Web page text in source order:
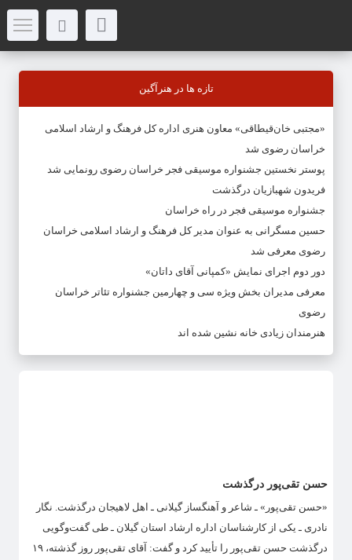
تازه ها در هنرآگین
«مجتبی خان‌قیطاقی» معاون هنری اداره کل فرهنگ و ارشاد اسلامی
خراسان رضوی شد
پوستر نخستین جشنواره موسیقی فجر خراسان رضوی رونمایی شد
فریدون شهبازیان درگذشت
جشنواره موسیقی فجر در راه خراسان
حسین مسگرانی به عنوان مدیر کل فرهنگ و ارشاد اسلامی خراسان
رضوی معرفی شد
دور دوم اجرای نمایش «کمپانی آقای داتان»
معرفی مدیران بخش ویژه سی و چهارمین جشنواره تئاتر خراسان
رضوی
هنرمندان زیادی خانه نشین شده اند
حسن تقی‌پور درگذشت
«حسن تقی‌پور» ـ شاعر و آهنگساز گیلانی ـ اهل لاهیجان درگذشت. نگار
نادری ـ یکی از کارشناسان اداره ارشاد استان گیلان ـ طی گفت‌وگویی
درگذشت حسن تقی‌پور را تأیید کرد و گفت: آقای تقی‌پور روز گذشته، ۱۹